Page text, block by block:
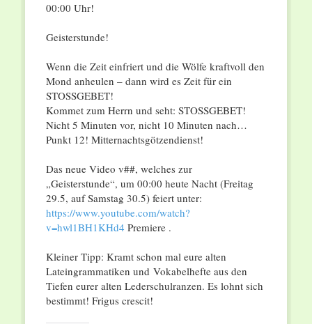
00:00 Uhr!
Geisterstunde!
Wenn die Zeit einfriert und die Wölfe kraftvoll den
Mond anheulen – dann wird es Zeit für ein
STOSSGEBET!
Kommet zum Herrn und seht: STOSSGEBET!
Nicht 5 Minuten vor, nicht 10 Minuten nach…
Punkt 12! Mitternachtsgötzendienst!
Das neue Video v##, welches zur
„Geisterstunde“, um 00:00 heute Nacht (Freitag
29.5, auf Samstag 30.5) feiert unter:
https://www.youtube.com/watch?
v=hwl1BH1KHd4 Premiere .
Kleiner Tipp: Kramt schon mal eure alten
Lateingrammatiken und Vokabelhefte aus den
Tiefen eurer alten Lederschulranzen. Es lohnt sich
bestimmt! Frigus crescit!